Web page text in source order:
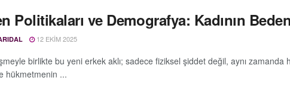
Politikaları ve Demografya: Kadının
12 EKIM 2025
birlikte bu yeni erkek aklı; sadece fiziksel şiddet değil, aynı zamanda
hükmetmenin ...